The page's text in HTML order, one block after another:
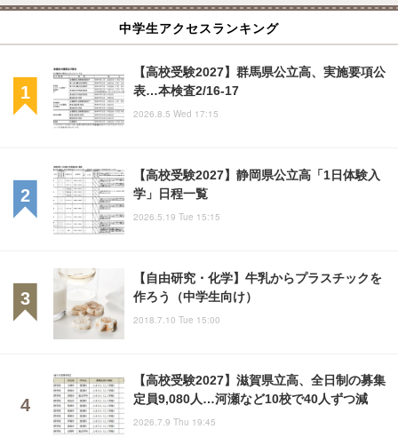
中学生アクセスランキング
【高校受験2027】群馬県公立高、実施要項公
表…本検査2/16-17
2026.8.5 Wed 17:15
【高校受験2027】静岡県公立高「1日体験入
学」日程一覧
2026.5.19 Tue 15:15
【自由研究・化学】牛乳からプラスチックを
作ろう（中学生向け）
2018.7.10 Tue 15:00
【高校受験2027】滋賀県立高、全日制の募集
定員9,080人…河瀬など10校で40人ずつ減
2026.7.9 Thu 19:45